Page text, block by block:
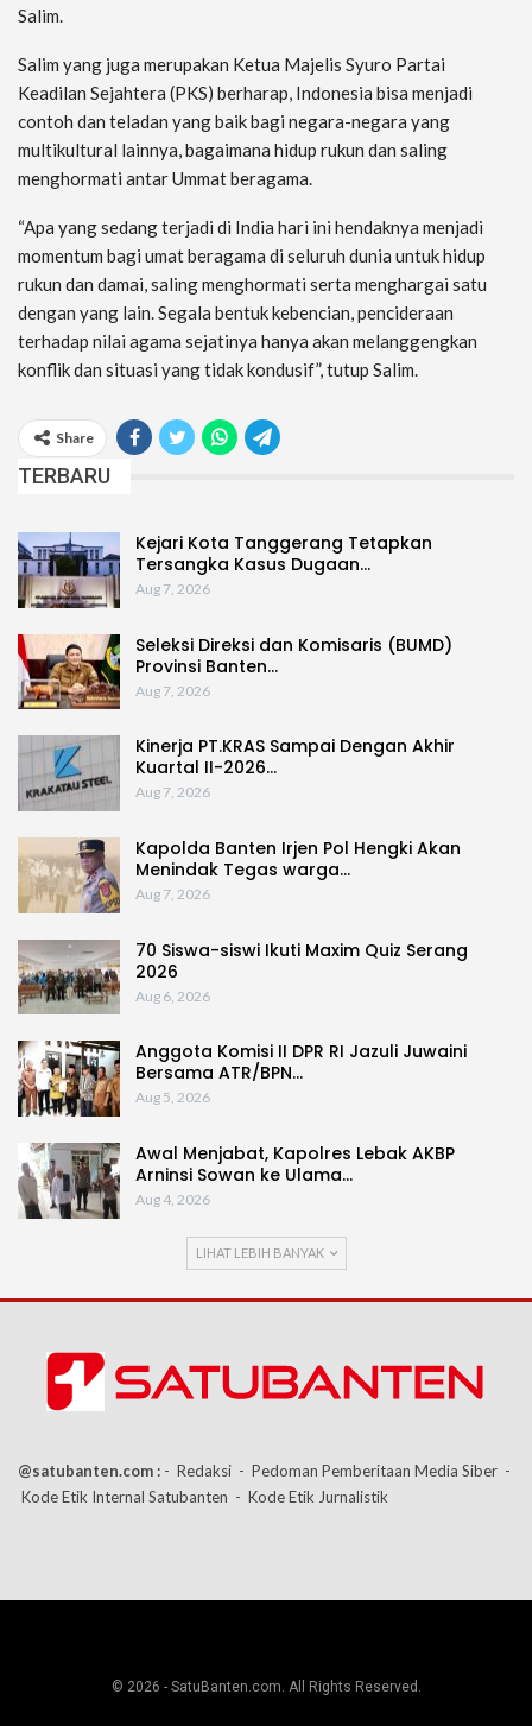
Salim.
Salim yang juga merupakan Ketua Majelis Syuro Partai
Keadilan Sejahtera (PKS) berharap, Indonesia bisa menjadi
contoh dan teladan yang baik bagi negara-negara yang
multikultural lainnya, bagaimana hidup rukun dan saling
menghormati antar Ummat beragama.
“Apa yang sedang terjadi di India hari ini hendaknya menjadi
momentum bagi umat beragama di seluruh dunia untuk hidup
rukun dan damai, saling menghormati serta menghargai satu
dengan yang lain. Segala bentuk kebencian, pencideraan
terhadap nilai agama sejatinya hanya akan melanggengkan
konflik dan situasi yang tidak kondusif”, tutup Salim.
Share
TERBARU
Kejari Kota Tanggerang Tetapkan
Tersangka Kasus Dugaan…
Aug 7, 2026
Seleksi Direksi dan Komisaris (BUMD)
Provinsi Banten…
Aug 7, 2026
Kinerja PT.KRAS Sampai Dengan Akhir
Kuartal II-2026…
Aug 7, 2026
Kapolda Banten Irjen Pol Hengki Akan
Menindak Tegas warga…
Aug 7, 2026
70 Siswa-siswi Ikuti Maxim Quiz Serang
2026
Aug 6, 2026
Anggota Komisi II DPR RI Jazuli Juwaini
Bersama ATR/BPN…
Aug 5, 2026
Awal Menjabat, Kapolres Lebak AKBP
Arninsi Sowan ke Ulama…
Aug 4, 2026
LIHAT LEBIH BANYAK
@satubanten.com : - Redaksi - Pedoman Pemberitaan Media Siber -
Kode Etik Internal Satubanten - Kode Etik Jurnalistik
© 2026 - SatuBanten.com. All Rights Reserved.